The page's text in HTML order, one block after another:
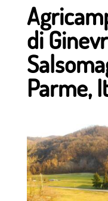
di
Parme,